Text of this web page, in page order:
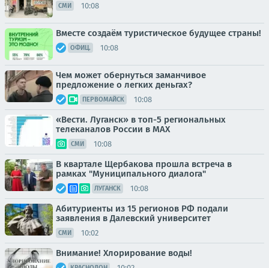
СМИ 10:08
Вместе создаём туристическое будущее страны!
ОФИЦ. 10:08
Чем может обернуться заманчивое
предложение о легких деньгах?
ПЕРВОМАЙСК 10:08
«Вести. Луганск» в топ-5 региональных
телеканалов России в MAX
СМИ 10:08
В квартале Щербакова прошла встреча в
рамках "Муниципального диалога"
ЛУГАНСК 10:08
Абитуриенты из 15 регионов РФ подали
заявления в Далевский университет
СМИ 10:02
Внимание! Хлорирование воды!